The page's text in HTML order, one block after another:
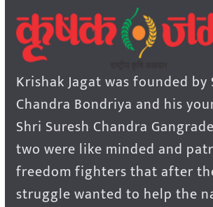
Krishak Jagat was founded
Chandra Bondriya and his
Shri Suresh Chandra
two were like minded and
freedom fighters that after
struggle wanted to help the